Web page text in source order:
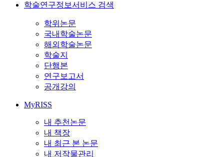
학술연구정보서비스 검색
학위논문
국내학술논문
해외학술논문
학술지
단행본
연구보고서
공개강의
MyRISS
내 추천논문
내 책장
내 최근 본 논문
내 저작물관리